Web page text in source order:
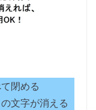
閉める
文字が消える